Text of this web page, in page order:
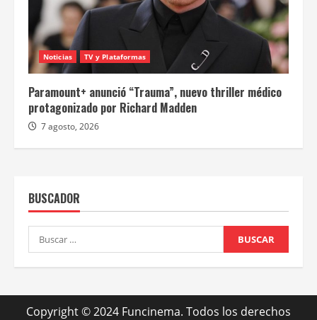
Noticias TV y Plataformas
Paramount+ anunció “Trauma”, nuevo thriller médico
protagonizado por Richard Madden
7 agosto, 2026
BUSCADOR
Buscar:
Copyright © 2024 Funcinema. Todos los derechos